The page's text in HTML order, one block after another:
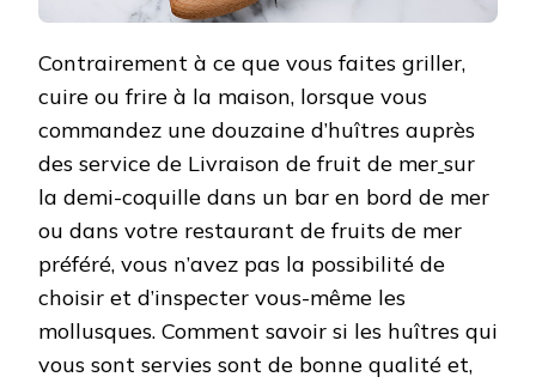
Contrairement à ce que vous faites griller,
cuire ou frire à la maison, lorsque vous
commandez une douzaine d’huîtres auprès
des service de Livraison de fruit de mer sur
la demi-coquille dans un bar en bord de mer
ou dans votre restaurant de fruits de mer
préféré, vous n’avez pas la possibilité de
choisir et d’inspecter vous-même les
mollusques. Comment savoir si les huîtres qui
vous sont servies sont de bonne qualité et,